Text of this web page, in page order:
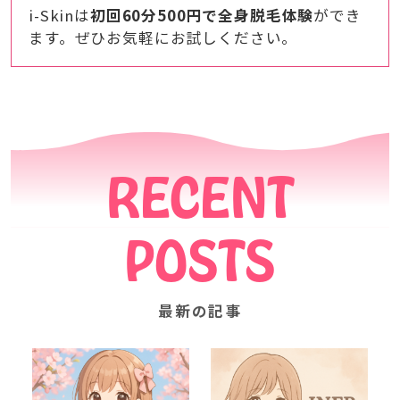
i-Skinは初回60分500円で全身脱毛体験ができ
ます。ぜひお気軽にお試しください。
RECENT
POSTS
最新の記事